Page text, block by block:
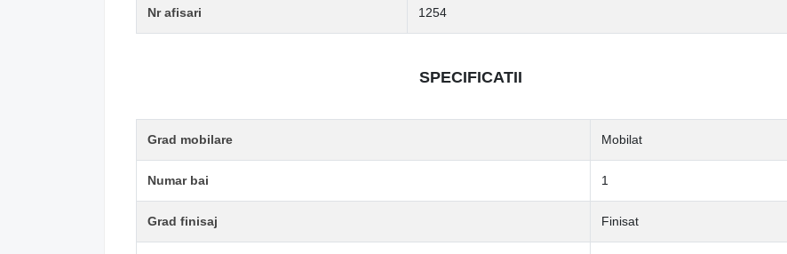
Nr afisari 1254
SPECIFICATII
Grad mobilare Mobilat
Numar bai 1
Grad finisaj Finisat